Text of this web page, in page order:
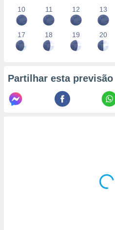
estudos
1199
10 11 12 13
17 18 19 20
Partilhar esta previsão